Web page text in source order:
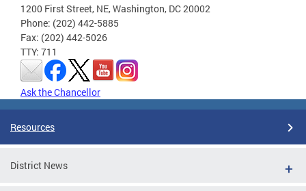
1200 First Street, NE, Washington, DC 20002
Phone: (202) 442-5885
Fax: (202) 442-5026
TTY: 711
Ask the Chancellor
Resources
District News